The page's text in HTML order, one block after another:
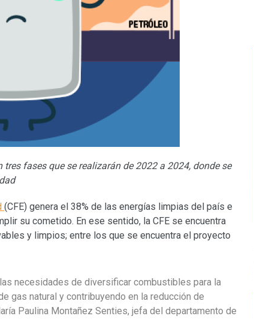
fases que se realizarán de 2022 a 2024, donde se
(CFE) genera el 38% de las energías limpias del país e
su cometido. En ese sentido, la CFE se encuentra
y limpios; entre los que se encuentra el proyecto
necesidades de diversificar combustibles para la
gas natural y contribuyendo en la reducción de
Paulina Montañez Senties, jefa del departamento de